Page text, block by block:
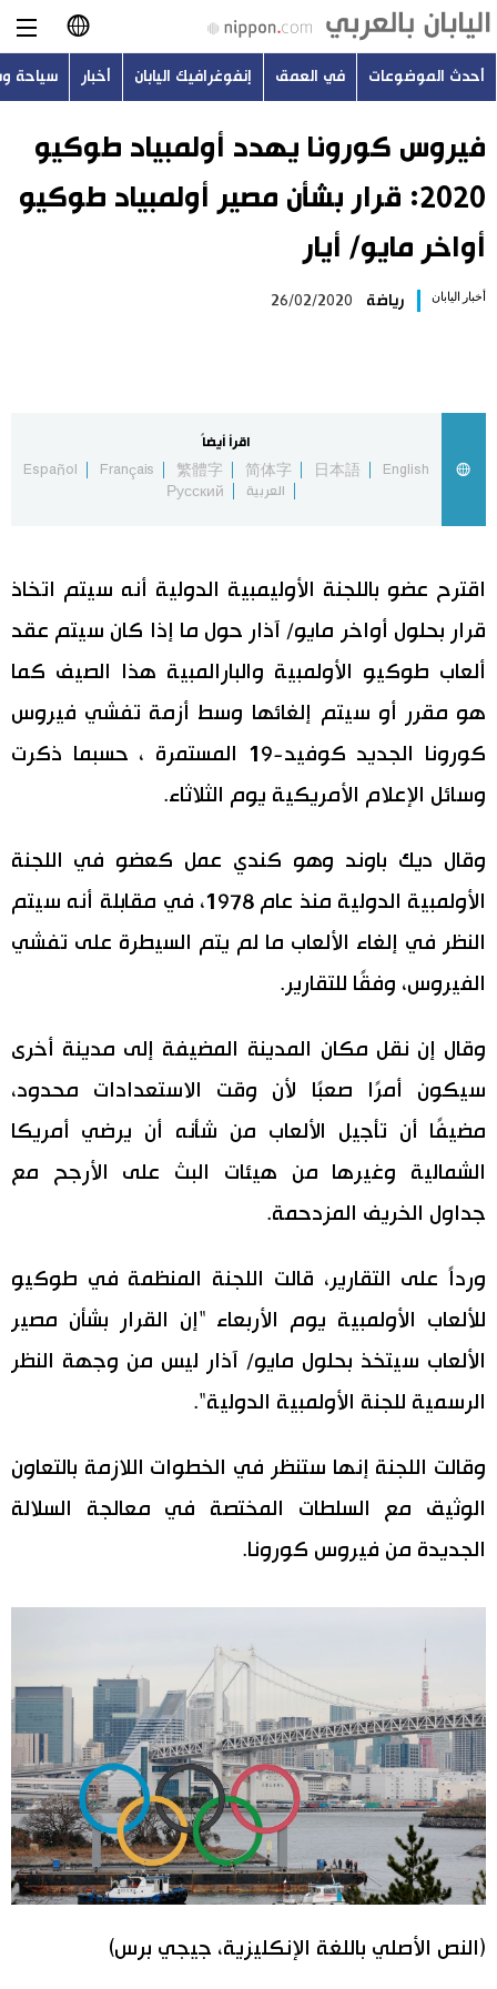
日本語
English
简体字
أحدث الموضوعات
سياحة وسفر
اليابان في فيديو
مانغا وأنيمي
الأقسام
صور
تجارب وآراء
سياسة
اقتصاد
مجتمع
ثقافة
لايف ستايل
طوكيو
إعلان
الأكثر تفاعلا
اللغة اليابانية
موسوعة اليابان
هو وهي
المطبخ الياباني
تواصل معنا
أحدث الموضوعات في العمق إنفوغرافيك اليابان أخبار سياحة
فيروس كورونا يهدد أولمبياد طوكيو
2020: قرار بشأن مصير أولمبياد طوكيو
أواخر مايو/ أيار
أخبار اليابان رياضة 26/02/2020
اقرأ أيضاً
English
日本語
简体字
繁體字
Français
Español
العربية
Русский
اقترح عضو باللجنة الأوليمبية الدولية أنه سيتم اتخاذ
قرار بحلول أواخر مايو/ آذار حول ما إذا كان سيتم عقد
ألعاب طوكيو الأولمبية والبارالمبية هذا الصيف كما
هو مقرر أو سيتم إلغائها وسط أزمة تفشي فيروس
كورونا الجديد كوفيد-19 المستمرة ، حسبما ذكرت
وسائل الإعلام الأمريكية يوم الثلاثاء.
وقال ديك باوند وهو كندي عمل كعضو في اللجنة
الأولمبية الدولية منذ عام 1978، في مقابلة أنه سيتم
النظر في إلغاء الألعاب ما لم يتم السيطرة على تفشي
الفيروس، وفقًا للتقارير.
وقال إن نقل مكان المدينة المضيفة إلى مدينة أخرى
سيكون أمرًا صعبًا لأن وقت الاستعدادات محدود،
مضيفًا أن تأجيل الألعاب من شأنه أن يرضي أمريكا
الشمالية وغيرها من هيئات البث على الأرجح مع
جداول الخريف المزدحمة.
ورداً على التقارير، قالت اللجنة المنظمة في طوكيو
للألعاب الأولمبية يوم الأربعاء "إن القرار بشأن مصير
الألعاب سيتخذ بحلول مايو/ آذار ليس من وجهة النظر
الرسمية للجنة الأولمبية الدولية".
وقالت اللجنة إنها ستنظر في الخطوات اللازمة بالتعاون
الوثيق مع السلطات المختصة في معالجة السلالة
الجديدة من فيروس كورونا.
(النص الأصلي باللغة الإنكليزية، جيجي برس)